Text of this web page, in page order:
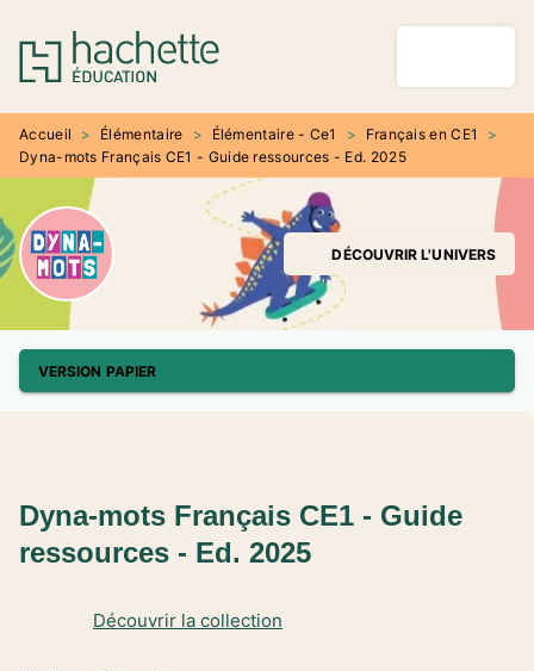
MENU RECHERCHE
PIED DE PAGE
Accueil > Élémentaire > Élémentaire - Ce1 > Français en CE1
>
Dyna-mots Français CE1 - Guide ressources - Ed. 2025
DÉCOUVRIR L'UNIVERS
VERSION PAPIER
Découvrir la collection
Dyna-mots Français CE1 - Guide
ressources - Ed. 2025